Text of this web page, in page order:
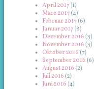
April 2017(1)
März 2017(4)
Februar 2017(6)
Januar 2017(8)
Dezember 2016 (3)
November 2016 (3)
Oktober 2016 (7)
September 2016 (6)
August 2016 (2)
Juli 2016 (2)
Juni 2016 (4)